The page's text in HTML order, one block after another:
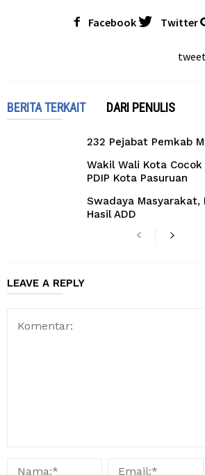
Facebook Twitter
BERITA TERKAIT DARI PENULIS
232 Pejabat Pemkab
Wakil Wali Kota
PDIP Kota Pasuruan
Swadaya Masyarakat,
Hasil ADD
LEAVE A REPLY